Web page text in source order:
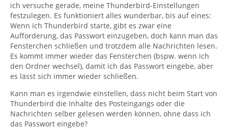
ich versuche gerade, meine Thunderbird-Einstellungen
festzulegen. Es funktioniert alles wunderbar, bis auf eines:
Wenn ich Thunderbird starte, gibt es zwar eine
Aufforderung, das Passwort einzugeben, doch kann man das
Fensterchen schließen und trotzdem alle Nachrichten lesen.
Es kommt immer wieder das Fensterchen (bspw. wenn ich
den Ordner wechsel), damit ich das Passwort eingebe, aber
es lässt sich immer wieder schließen.
Kann man es irgendwie einstellen, dass nicht beim Start von
Thunderbird die Inhalte des Posteingangs oder die
Nachrichten selber gelesen werden können, ohne dass ich
das Passwort eingebe?